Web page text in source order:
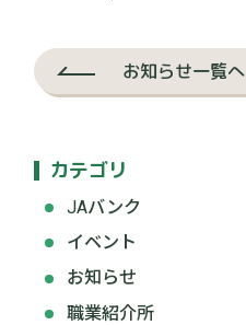
お知らせ一覧へ
カテゴリ
JAバンク
イベント
お知らせ
職業紹介所